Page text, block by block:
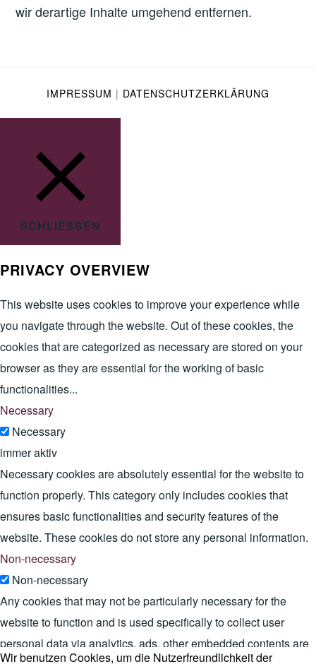
wir derartige Inhalte umgehend entfernen.
IMPRESSUM | DATENSCHUTZERKLÄRUNG
Wir benutzen Cookies, um die Nutzerfreundlichkeit der
SCHLIESSEN
PRIVACY OVERVIEW
This website uses cookies to improve your experience while
you navigate through the website. Out of these cookies, the
cookies that are categorized as necessary are stored on your
browser as they are essential for the working of basic
functionalities...
Necessary
Necessary
immer aktiv
Necessary cookies are absolutely essential for the website to
function properly. This category only includes cookies that
ensures basic functionalities and security features of the
website. These cookies do not store any personal information.
Non-necessary
Non-necessary
Any cookies that may not be particularly necessary for the
website to function and is used specifically to collect user
personal data via analytics, ads, other embedded contents are
termed as non-necessary cookies. It is mandatory to procure